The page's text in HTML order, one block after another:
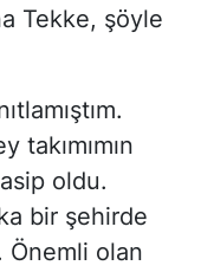
Tekke, şöyle
takımımın
oldu.
bir şehirde
Önemli olan